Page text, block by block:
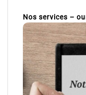
Nos services –